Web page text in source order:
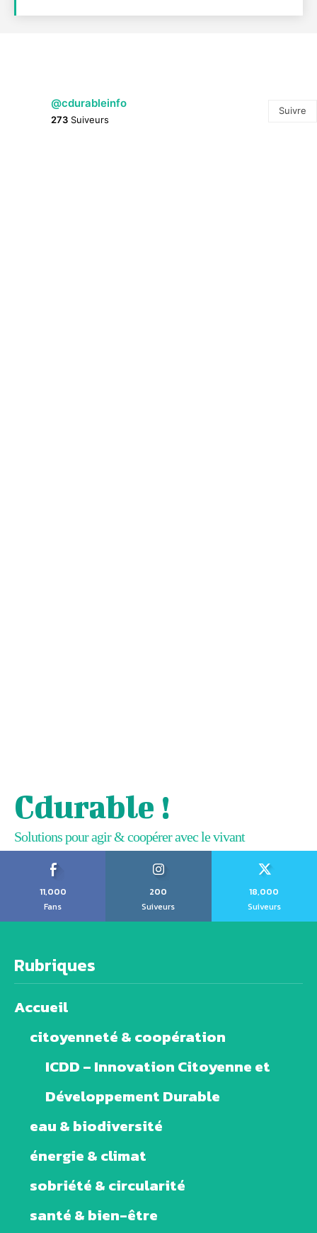
@cdurableinfo
273 Suiveurs
Suivre
Cdurable !
Solutions pour agir & coopérer avec le vivant
11,000
Fans
200
Suiveurs
18,000
Suiveurs
Rubriques
Accueil
citoyenneté & coopération
ICDD – Innovation Citoyenne et
Développement Durable
eau & biodiversité
énergie & climat
sobriété & circularité
santé & bien-être